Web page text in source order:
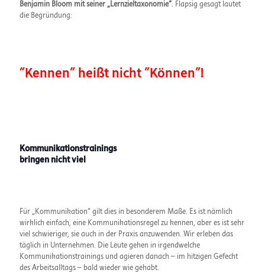
Benjamin Bloom mit seiner „Lernzieltaxonomie“. Flapsig gesagt lautet
die Begründung:
"Kennen" heißt nicht "Können"!
Kommunikationstrainings
bringen nicht viel
Für „Kommunikation“ gilt dies in besonderem Maße. Es ist nämlich
wirklich einfach, eine Kommunikationsregel zu kennen, aber es ist sehr
viel schwieriger, sie auch in der Praxis anzuwenden. Wir erleben das
täglich in Unternehmen. Die Leute gehen in irgendwelche
Kommunikationstrainings und agieren danach – im hitzigen Gefecht
des Arbeitsalltags – bald wieder wie gehabt.